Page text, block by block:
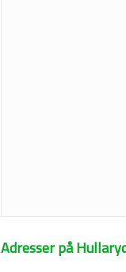
Adresser på